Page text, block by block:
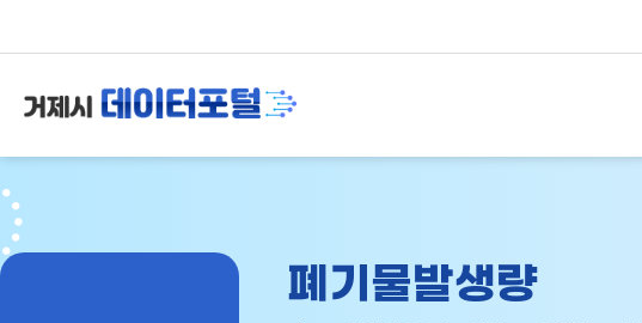
폐기물발생량